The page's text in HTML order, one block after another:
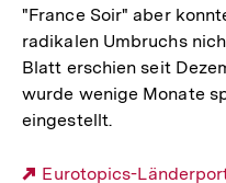
"France Soir" aber
radikalen Umbruchs
Blatt erschien seit
wurde wenige Monate
eingestellt.
Externer
Eurotopics-